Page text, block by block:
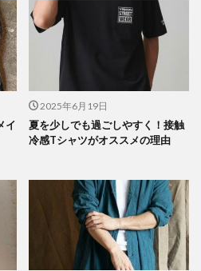
イ
2025年6月19日
夏を少しでも過ごしやすく！接触
冷感Tシャツがオススメの理由